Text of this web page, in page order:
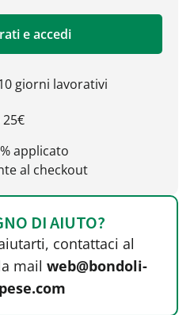
e accedi
giorni lavorativi
applicato
al checkout
DI AIUTO?
contattaci al
mail web@bondoli-